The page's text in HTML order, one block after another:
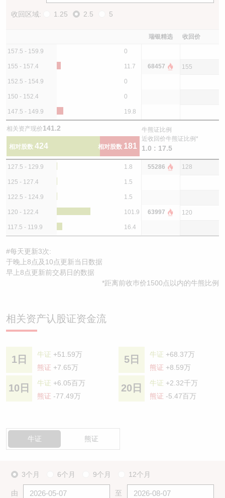
收回区域: 1.25 2.5 5
瑞银精选 收回价
157.5 - 159.9 0
155 - 157.4 11.7 68457 155
152.5 - 154.9 0
150 - 152.4 0
147.5 - 149.9 19.8
相关资产现价141.2
相对股数 424 相对股数 181
牛熊证比例
近收回价牛熊证比例*
1.0 : 17.5
127.5 - 129.9 1.8 55286 128
125 - 127.4 1.5
122.5 - 124.9 1.5
120 - 122.4 101.9 63997 120
117.5 - 119.9 16.4
#每天更新3次:
于晚上8点及10点更新当日数据
早上8点更新前交易日的数据
*距离前收巿价1500点以内的牛熊比例
相关资产认股证资金流
1日 牛证 +51.59万
熊证 +7.65万
5日 牛证 +68.37万
熊证 +8.59万
10日 牛证 +6.05百万
熊证 -77.49万
20日 牛证 +2.32千万
熊证 -5.47百万
牛证 熊证
3个月 6个月 9个月 12个月
由 至